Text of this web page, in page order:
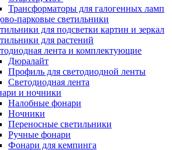
Трансформаторы для галогенных ламп
парковые светильники
для подсветки картин и зеркал
для растений
лента и комплектующие
Дюралайт
Профиль для светодиодной ленты
Светодиодная лента
и ночники
Налобные фонари
Ночники
Переносные светильники
Ручные фонари
Фонари для кемпинга